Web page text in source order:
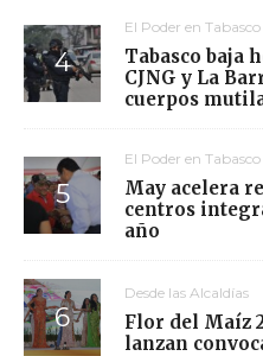
El Poder en Tabasco
Tabasco baja
CJNG y La
cuerpos
El Poder en Tabasco
May acelera
centros
año
Desde las Alcaldías
Flor del Maíz
lanzan